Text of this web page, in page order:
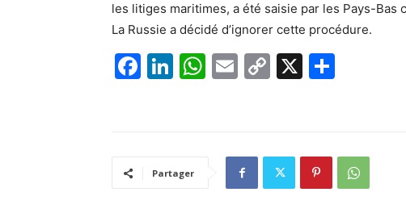
les litiges maritimes, a été saisie par les Pays-Bas
La Russie a décidé d’ignorer cette procédure.
F
b
Li
dI
W E
C
Li
n
X
er
Partager